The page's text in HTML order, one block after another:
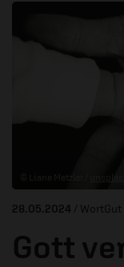
28.05.2024 / WortGut
Gott